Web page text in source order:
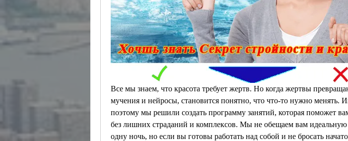
Все мы знаем, что красота требует жертв. Но когда жертвы
мучения и нейросы, становится понятно, что что-то нужно менять.
поэтому мы решили создать программу занятий, которая поможет
без лишних страданий и комплексов. Мы не обещаем вам идеальную
одну ночь, но если вы готовы работать над собой и не бросать